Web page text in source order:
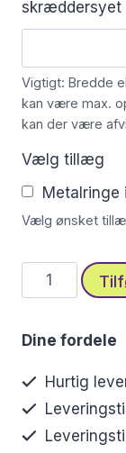
skræddersyet
Vigtigt: Bredde
kan være max.
kan der være
Vælg tillæg
Metalringe
Vælg ønsket
Sort
og
kat
–
Dine fordele
Hurtig